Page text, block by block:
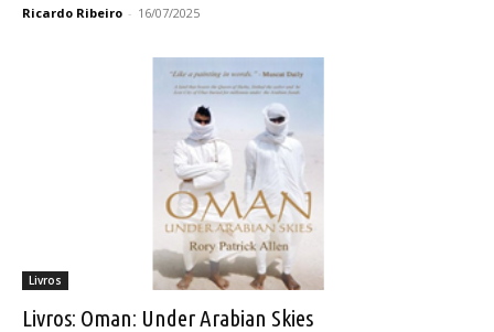
Ricardo Ribeiro - 16/07/2025
Livros
Livros: Oman: Under Arabian Skies